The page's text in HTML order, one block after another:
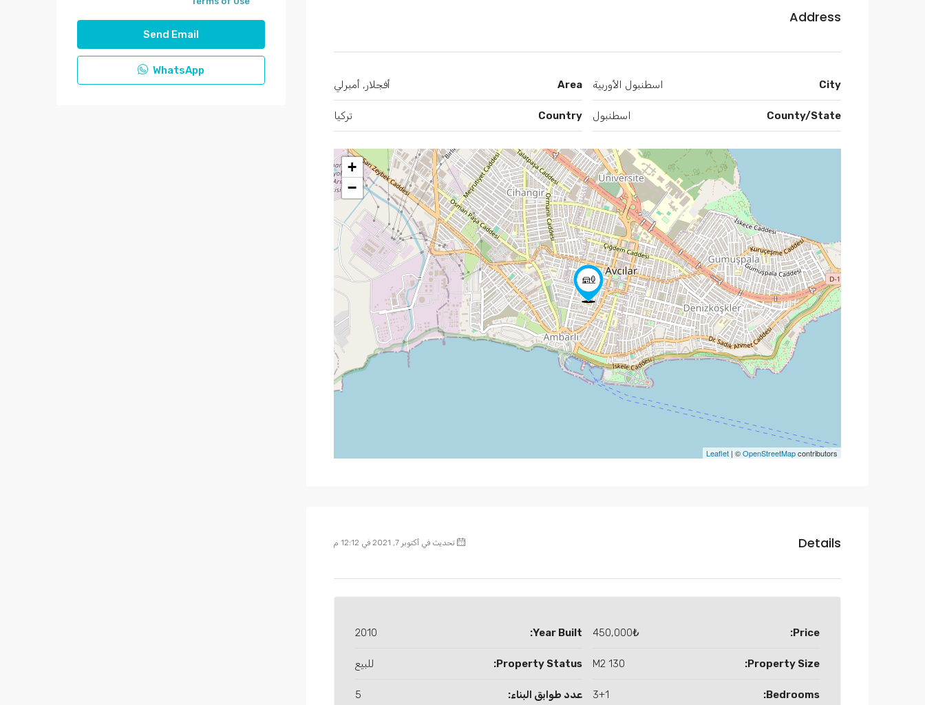
Address
City اسطنبول الأوربية
County/State اسطنبول
Area أفجلار, أمبرلي
Country تركيا
+
−
Leaflet | ©OpenStreetMapcontributors
Details تحديث في أكتوبر 7, 2021 في 12:12 م
Price:
450,000₺
Property Size:
130 M2
Bedrooms:
3+1
Year Built:
2010
Property Status: للبيع
عدد طوابق البناء: 5
Send Email
WhatsApp